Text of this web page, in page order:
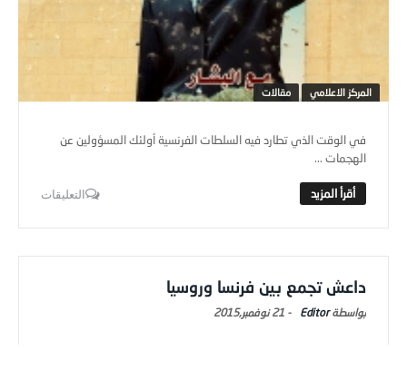
المركز الاعلامي مقالات
في الوقت الذي تطارد فيه السلطات الفرنسية أولئك المسؤولين عن
الهجمات ...
التعليقات
داعش تجمع بين فرنسا وروسيا
Editor
- 21 نوفمبر,2015